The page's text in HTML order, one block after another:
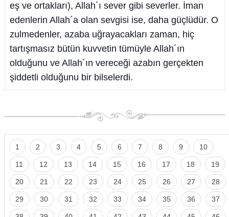
eş ve ortakları), Allah´ı sever gibi severler. İman
edenlerin Allah´a olan sevgisi ise, daha güçlüdür. O
zulmedenler, azaba uğrayacakları zaman, hiç
tartışmasız bütün kuvvetin tümüyle Allah´ın
olduğunu ve Allah´ın vereceği azabın gerçekten
şiddetli olduğunu bir bilselerdi.
1 2 3 4 5 6 7 8 9 10
11 12 13 14 15 16 17 18 19
20 21 22 23 24 25 26 27 28
29 30 31 32 33 34 35 36 37